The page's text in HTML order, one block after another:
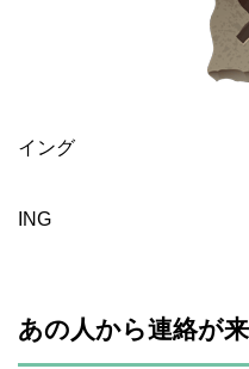
イング
ING
あの人から連絡が